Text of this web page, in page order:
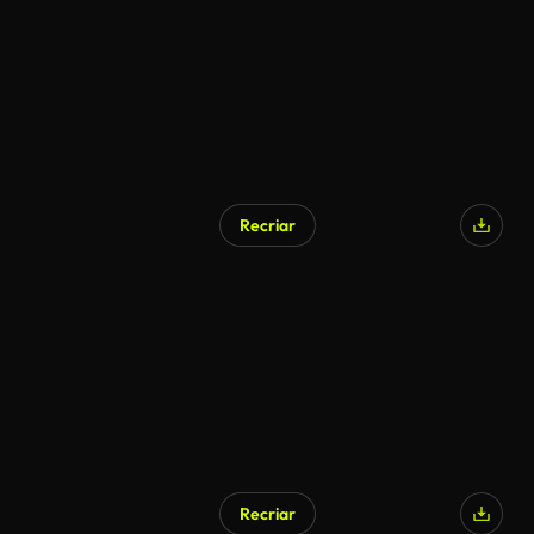
Recriar
Recriar